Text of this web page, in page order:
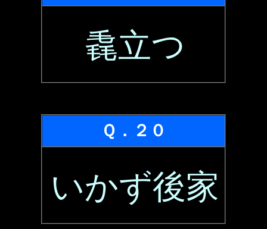
毳立つ
Ｑ．２０
いかず後家